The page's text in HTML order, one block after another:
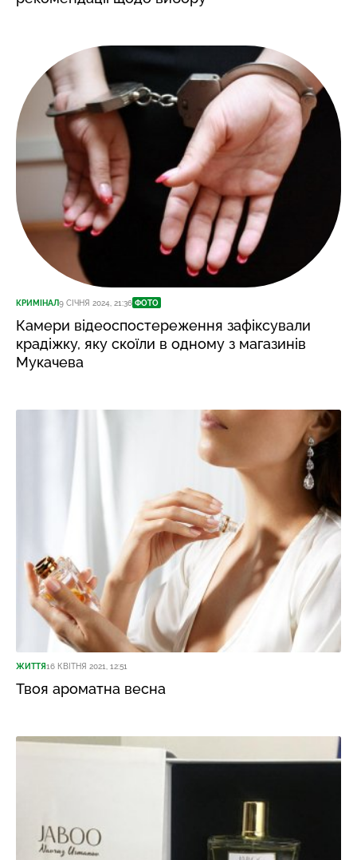
КРИМІНАЛ9 СІЧНЯ 2024, 21:36 ФОТО
Камери відеоспостереження зафіксували
крадіжку, яку скоїли в одному з магазинів
Мукачева
ЖИТТЯ16 КВІТНЯ 2021, 12:51
Твоя ароматна весна